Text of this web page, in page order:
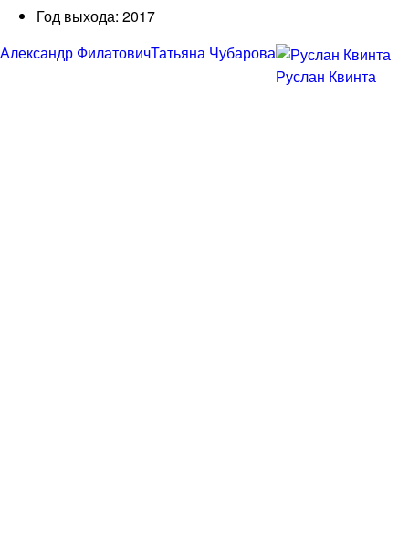
Год выхода: 2017
Александр ФилатовичТатьяна Чубарова
Руслан Квинта